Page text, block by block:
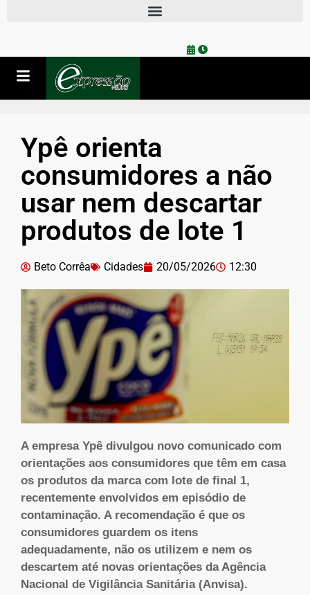
Ypê orienta
consumidores a não
usar nem descartar
produtos de lote 1
Beto Corrêa Cidades 20/05/2026 12:30
A empresa Ypê divulgou novo comunicado com
orientações aos consumidores que têm em casa
os produtos da marca com lote de final 1,
recentemente envolvidos em episódio de
contaminação. A recomendação é que os
consumidores guardem os itens
adequadamente, não os utilizem e nem os
descartem até novas orientações da Agência
Nacional de Vigilância Sanitária (Anvisa).